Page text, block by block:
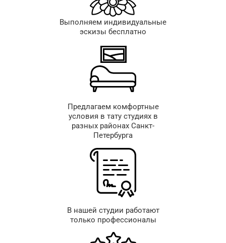
Выполняем индивидуальные
эскизы бесплатно
Предлагаем комфортные
условия в тату студиях в
разных районах Санкт-
Петербурга
В нашей студии работают
только профессионалы